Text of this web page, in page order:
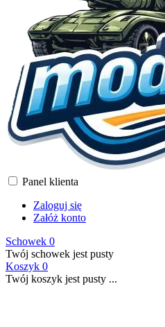
Panel klienta
Zaloguj się
Załóż konto
Schowek 0
Twój schowek jest pusty
Koszyk 0
Twój koszyk jest pusty ...